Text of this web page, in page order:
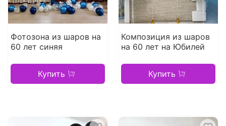
Фотозона из шаров на
60 лет синяя
Купить
Композиция из шаров
на 60 лет на Юбилей
Купить